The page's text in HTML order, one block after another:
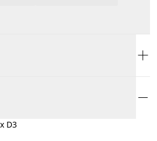
D3